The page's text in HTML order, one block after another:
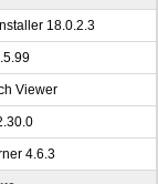
18.0.2.3
Viewer
4.6.3